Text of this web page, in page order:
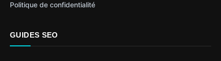
Politique de confidentialité
GUIDES SEO